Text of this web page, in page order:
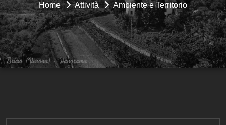
Home Attività Ambiente e Territorio